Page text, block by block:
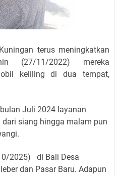
Tapi yang Bakal Dihadiri Hanya Satu
Samsat Keliling Kuningan Jumat 7
terus meningkatkan
(27/11/2022) mereka
keliling di dua tempat,
Juli 2024 layanan
siang hingga malam pun
2025) di Bali Desa
dan Pasar Baru. Adapun